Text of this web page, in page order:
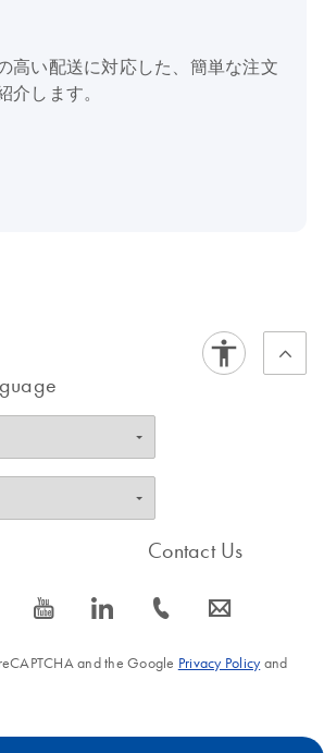
高い配送に対応した、簡単な注文
介します。
icon_0077_youtube-s icon_0066_linkedin-s
Contact Us
icon_0072_phone-s icon_0063_envelope-s
and the Google Privacy Policyand